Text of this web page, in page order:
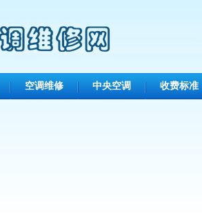
空调维修 中央空调 收费标准